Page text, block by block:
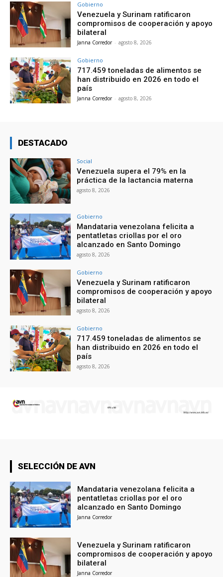
Gobierno
Venezuela y Surinam ratificaron
compromisos de cooperación y apoyo
bilateral
Janna Corredor - agosto 8, 2026
Gobierno
717.459 toneladas de alimentos se
han distribuido en 2026 en todo el
país
Janna Corredor - agosto 8, 2026
DESTACADO
Social
Venezuela supera el 79% en la
práctica de la lactancia materna
agosto 8, 2026
Gobierno
Mandataria venezolana felicita a
pentatletas criollas por el oro
alcanzado en Santo Domingo
agosto 8, 2026
Gobierno
Venezuela y Surinam ratificaron
compromisos de cooperación y apoyo
bilateral
agosto 8, 2026
Gobierno
717.459 toneladas de alimentos se
han distribuido en 2026 en todo el
país
agosto 8, 2026
SELECCIÓN DE AVN
Mandataria venezolana felicita a
pentatletas criollas por el oro
alcanzado en Santo Domingo
Janna Corredor
Venezuela y Surinam ratificaron
compromisos de cooperación y apoyo
bilateral
Janna Corredor